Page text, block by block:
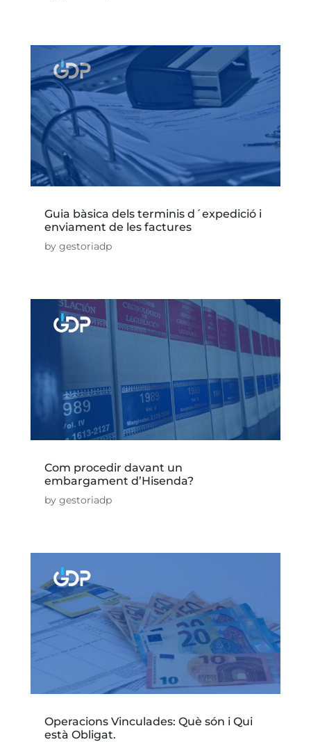
Guia bàsica dels terminis d´expedició i
enviament de les factures
by gestoriadp
Com procedir davant un
embargament d’Hisenda?
by gestoriadp
Operacions Vinculades: Què són i Qui
està Obligat.